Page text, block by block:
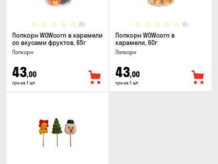
(0)
Попкорн WOWcorn в карамели
со вкусами фруктов, 65г
Попкорн
43,00
грн за 1 шт
(0)
Попкорн WOWcorn в
карамели, 60г
Попкорн
43,00
грн за 1 шт